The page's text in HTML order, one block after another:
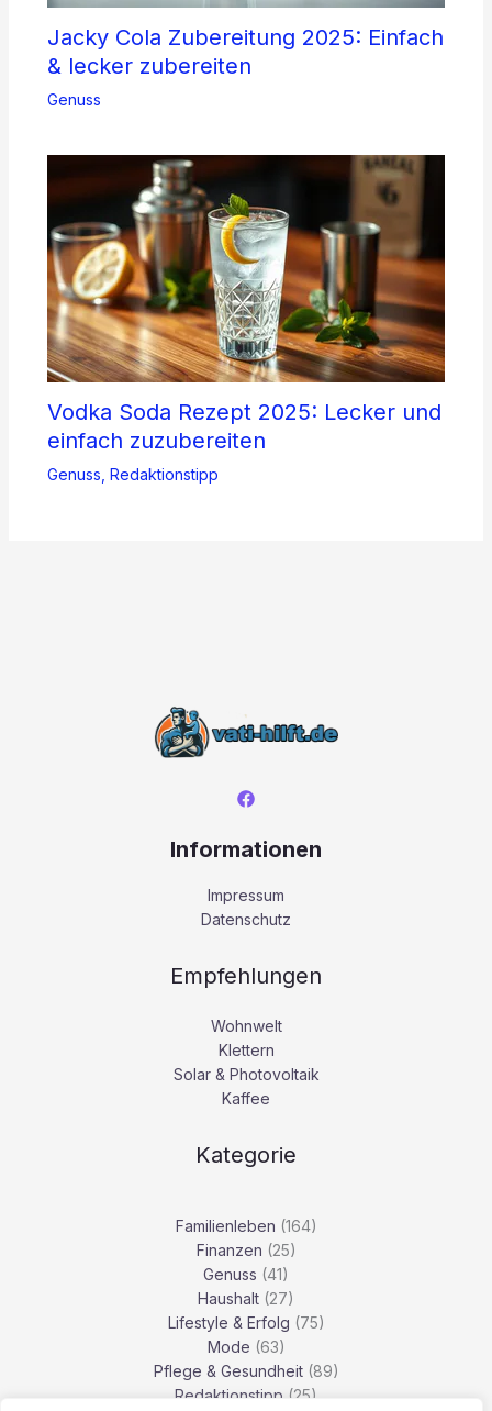
Jacky Cola Zubereitung 2025: Einfach
& lecker zubereiten
Genuss
Vodka Soda Rezept 2025: Lecker und
einfach zuzubereiten
Genuss Redaktionstipp
Informationen
Impressum
Datenschutz
Empfehlungen
Wohnwelt
Klettern
Solar & Photovoltaik
Kaffee
Kategorie
Familienleben (164)
Finanzen (25)
Genuss (41)
Haushalt (27)
Lifestyle & Erfolg (75)
Mode (63)
Pflege & Gesundheit(89)
Redaktionstipp (25)